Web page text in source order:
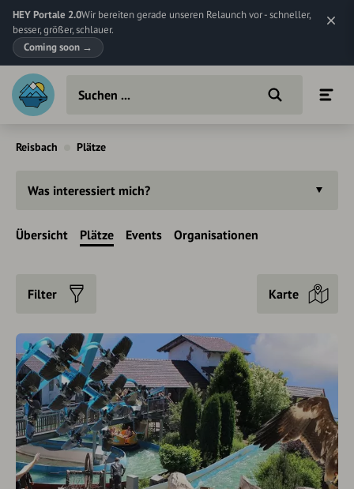
HEY Portale 2.0Wir bereiten gerade unseren Relaunch vor - schneller,
besser, größer, schlauer.
Coming soon →
Reisbach Plätze
Was interessiert mich?
Übersicht Plätze Events Organisationen
Filter Karte